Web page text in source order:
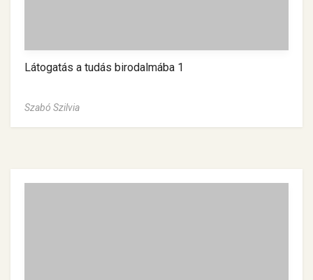
Látogatás a tudás birodalmába 1
Szabó Szilvia